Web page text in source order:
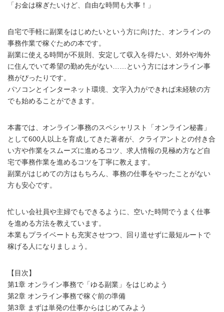
「お金は稼ぎたいけど、自由な時間も大事！」
自宅で手軽に副業をはじめたいという方に向けた、オンラインの
事務作業で稼ぐための本です。
副業に使える時間が不規則、安定して収入を得たい、郊外や海外
に住んでいて希望の勤め先がない……という方にはオンライン事
務がぴったりです。
パソコンとインターネット環境、文字入力ができれば未経験の方
でも始めることができます。
本書では、オンライン事務のスペシャリスト「オンライン秘書」
として600人以上を育成してきた著者が、クライアントとの付き合
い方や作業をスムーズに進めるコツ、求人情報の見極め方など自
宅で事務作業を進めるコツを丁寧に教えます。
副業がはじめての方はもちろん、事務の仕事をやったことがない
方も安心です。
忙しい会社員や主婦でもできるように、空いた時間でうまく仕事
を進める方法を教えています。
本業もプライベートも充実させつつ、回り道せずに最短ルートで
稼げる人になりましょう。
【目次】
第1章 オンライン事務で「ゆる副業」をはじめよう
第2章 オンライン事務で稼ぐ前の準備
第3章 まずは単発の仕事からはじめてみよう